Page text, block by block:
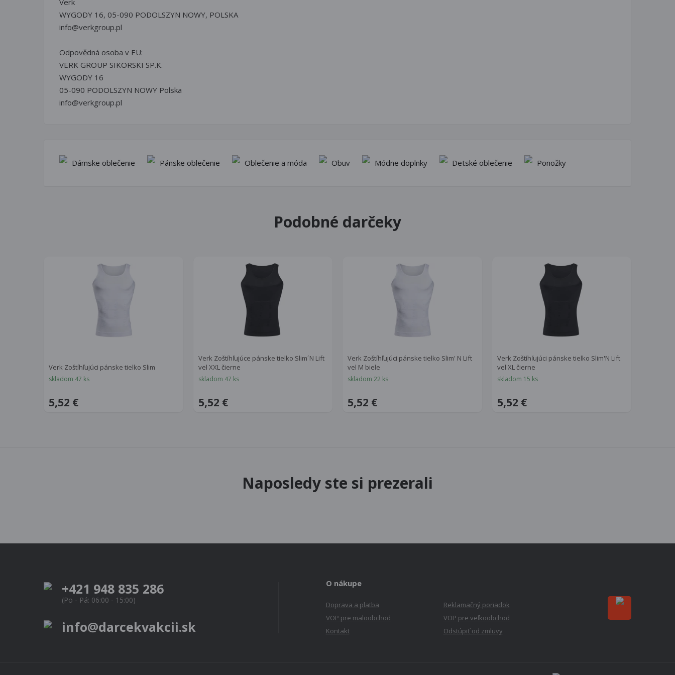
WYGODY 16, 05-090 PODOLSZYN NOWY, POLSKA
info@verkgroup.pl
Odpovědná osoba v EU:
VERK GROUP SIKORSKI SP.K.
WYGODY 16
05-090 PODOLSZYN NOWY Polska
info@verkgroup.pl
Dámske oblečenie Pánske oblečenie Oblečenie a móda Obuv Módne doplnky Detské oblečenie Ponožky
Podobné darčeky
Verk Zoštíhľujúci pánske tielko Slim
skladom 47 ks
5,52 €
Verk Zoštíhľujúce pánske tielko Slim´N Lift
vel XXL čierne
skladom 47 ks
5,52 €
Verk Zoštíhľujúci pánske tielko Slim' N Lift
vel M biele
skladom 22 ks
5,52 €
Verk Zoštíhľujúci pánske tielko Slim'N Lift
vel XL čierne
skladom 15 ks
5,52 €
Naposledy ste si prezerali
+421 948 835 286
(Po - Pá: 06:00 - 15:00)
info@darcekvakcii.sk
O nákupe
Doprava a platba
Reklamačný poriadok
VOP pre maloobchod
VOP pre veľkoobchod
Kontakt
Odstúpiť od zmluvy